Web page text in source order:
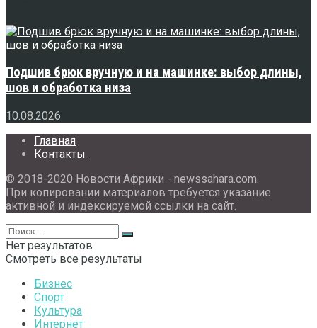
Подшив брюк вручную и на машинке: выбор длины,
шов и обработка низа
10.08.2026
Главная
Контакты
© 2018-2020 Новости Африки - newssahara.com.
При копировании материалов требуется указание
активной и индексируемой ссылки на сайт.
Нет результатов
Смотреть все результаты
Бизнес
Спорт
Культура
Интернет